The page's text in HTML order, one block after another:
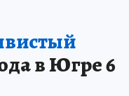
в Югре 6